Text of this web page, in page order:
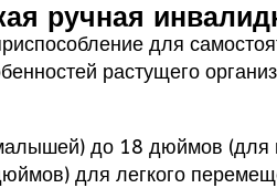
ручная
для
растущего
до 18 дюймов (для
для легкого